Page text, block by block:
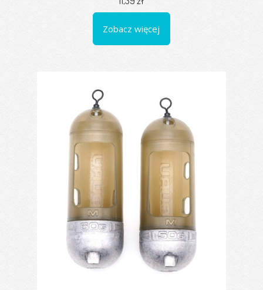
Zobacz więcej